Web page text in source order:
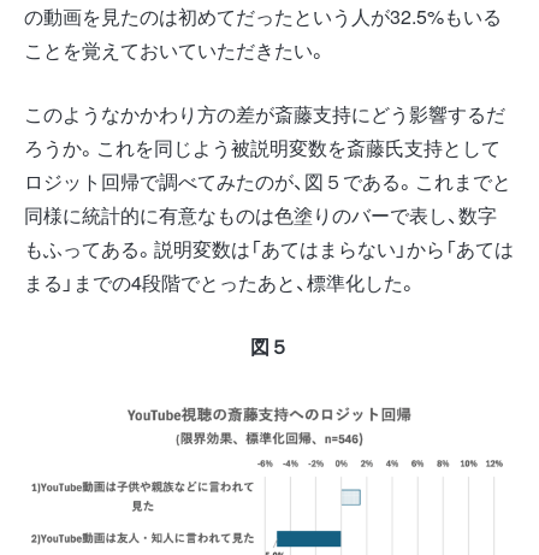
の動画を見たのは初めてだったという人が32.5%もいる
ことを覚えておいていただきたい。
このようなかかわり方の差が斎藤支持にどう影響するだ
ろうか。これを同じよう被説明変数を斎藤氏支持として
ロジット回帰で調べてみたのが、図５である。これまでと
同様に統計的に有意なものは色塗りのバーで表し、数字
もふってある。説明変数は「あてはまらない」から「あては
まる」までの4段階でとったあと、標準化した。
図５